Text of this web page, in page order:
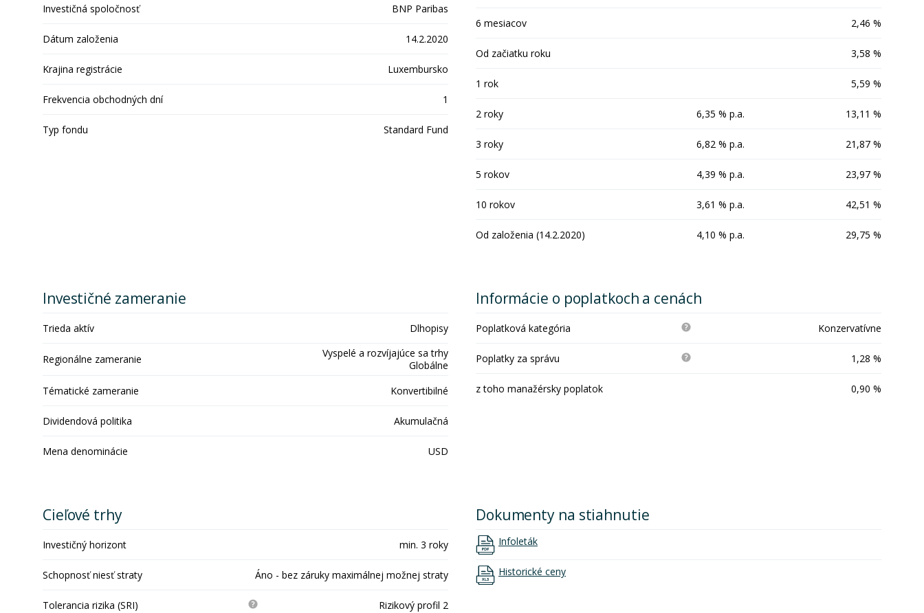
Investičná spoločnosť BNP Paribas
Dátum založenia 14.2.2020
Krajina registrácie Luxembursko
Frekvencia obchodných dní 1
Typ fondu Standard Fund
6 mesiacov 2,46 %
Od začiatku roku 3,58 %
1 rok 5,59 %
2 roky 6,35 % p.a. 13,11 %
3 roky 6,82 % p.a. 21,87 %
5 rokov 4,39 % p.a. 23,97 %
10 rokov 3,61 % p.a. 42,51 %
Od založenia (14.2.2020) 4,10 % p.a. 29,75 %
Investičné zameranie
Trieda aktív Dlhopisy
Regionálne zameranie
Vyspelé a rozvíjajúce sa trhy
Globálne
Tématické zameranie
Konvertibilné
Dividendová politika Akumulačná
Mena denominácie USD
Informácie o poplatkoch a cenách
Poplatková kategória Konzervatívne
Poplatky za správu 1,28 %
z toho manažérsky poplatok 0,90 %
Cieľové trhy
Investičný horizont min. 3 roky
Schopnosť niesť straty Áno - bez záruky maximálnej možnej straty
Tolerancia rizika (SRI) Rizikový profil 2
Dokumenty na stiahnutie
Infoleták
Historické ceny